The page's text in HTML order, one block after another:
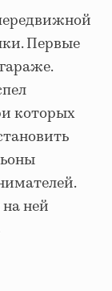
Первые
которых
ней